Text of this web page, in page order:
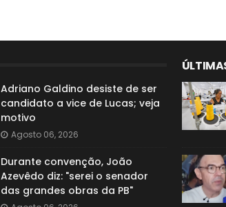
Adriano Galdino desiste de ser
candidato a vice de Lucas; veja
motivo
Agosto 06, 2026
Durante convenção, João
Azevêdo diz: "serei o senador
das grandes obras da PB"